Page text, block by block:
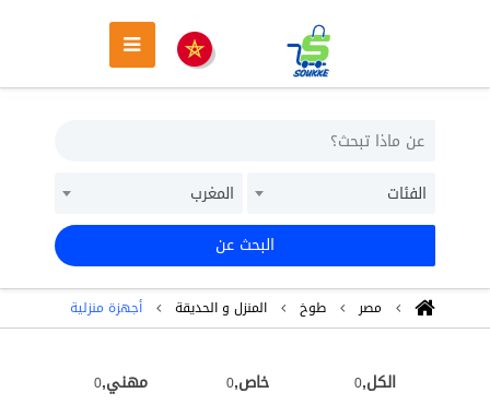
الفئات
المغرب
البحث عن
مصر طوخ المنزل و الحديقة أجهزة منزلية
الكل,0 خاص,0 مهني,0